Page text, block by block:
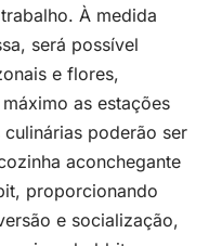
À medida
será possível
e flores,
as estações
poderão ser
aconchegante
proporcionando
e socialização,